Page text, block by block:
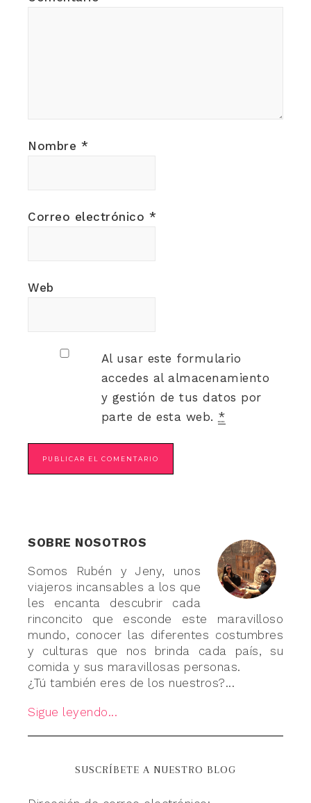
Nombre *
Correo electrónico *
Web
Al usar este formulario
accedes al almacenamiento
y gestión de tus datos por
parte de esta web. *
SOBRE NOSOTROS
Somos Rubén y Jeny, unos
viajeros incansables a los que
les encanta descubrir cada
rinconcito que esconde este maravilloso
mundo, conocer las diferentes costumbres
y culturas que nos brinda cada país, su
comida y sus maravillosas personas.
¿Tú también eres de los nuestros?...
Sigue leyendo...
SUSCRÍBETE A NUESTRO BLOG